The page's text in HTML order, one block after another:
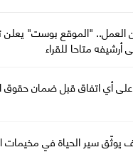
العمل.. "الموقع بوست"
أرشيفه متاحا للقراء
على أي اتفاق قبل ضمان
سير الحياة في مخيمات